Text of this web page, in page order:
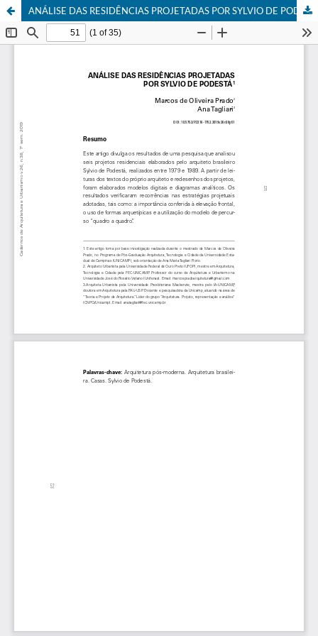
ANÁLISE DAS RESIDÊNCIAS PROJETADAS POR SYLVIO DE PODESTÁ